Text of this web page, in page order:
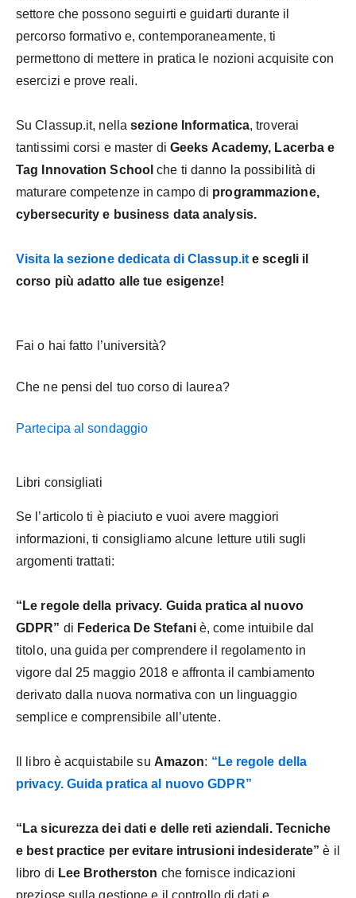
settore che possono seguirti e guidarti durante il
percorso formativo e, contemporaneamente, ti
permettono di mettere in pratica le nozioni acquisite con
esercizi e prove reali.
Su Classup.it, nellasezione Informatica, troverai
tantissimi corsi e master di Geeks Academy, Lacerba e
Tag Innovation School che ti danno la possibilità di
maturare competenze in campo di programmazione,
cybersecurity e business data analysis.
Visita la sezione dedicata di Classup.it e scegli il
corso più adatto alle tue esigenze!
Fai o hai fatto l’università?
Che ne pensi del tuo corso di laurea?
Partecipa al sondaggio
Libri consigliati
Se l’articolo ti è piaciuto e vuoi avere maggiori
informazioni, ti consigliamo alcune letture utili sugli
argomenti trattati:
“Le regole della privacy. Guida pratica al nuovo
GDPR” di Federica De Stefaniè, come intuibile dal
titolo, una guida per comprendere il regolamento in
vigore dal 25 maggio 2018 e affronta il cambiamento
derivato dalla nuova normativa con un linguaggio
semplice e comprensibile all’utente.
Il libro è acquistabile su Amazon: “Le regole della
privacy. Guida pratica al nuovo GDPR”
“La sicurezza dei dati e delle reti aziendali. Tecniche
e best practice per evitare intrusioni indesiderate” è il
libro di Lee Brotherston che fornisce indicazioni
preziose sulla gestione e il controllo di dati e